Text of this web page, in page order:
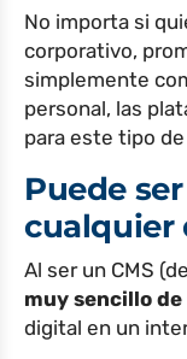
No importa si
corporativo,
simplemente
personal, las
para este tipo
Puede
cualquier
Al ser un CMS
muy sencillo
digital en un